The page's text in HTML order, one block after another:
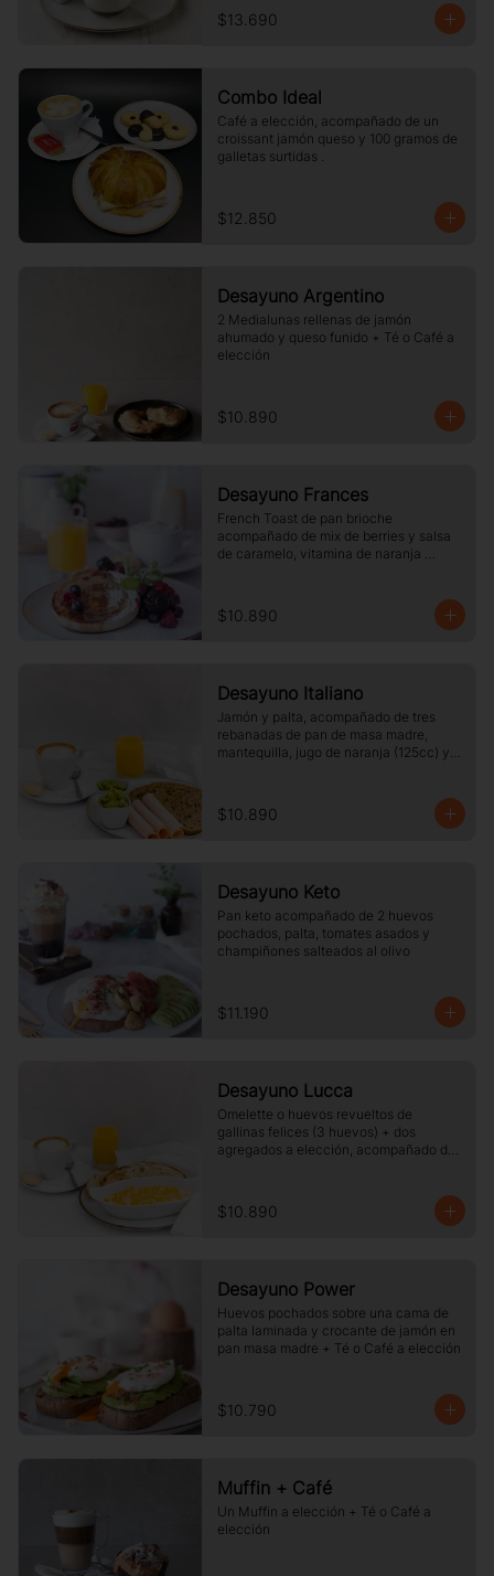
$13.690
Combo Ideal
Café a elección, acompañado de un
croissant jamón queso y 100 gramos de
galletas surtidas .
$12.850
Desayuno Argentino
2 Medialunas rellenas de jamón
ahumado y queso funido + Té o Café a
elección
$10.890
Desayuno Frances
French Toast de pan brioche
acompañado de mix de berries y salsa
de caramelo, vitamina de naranja
$10.890
Desayuno Italiano
Jamón y palta, acompañado de tres
rebanadas de pan de masa madre,
mantequilla, jugo de naranja (125cc) y
$10.890
Desayuno Keto
Pan keto acompañado de 2 huevos
pochados, palta, tomates asados y
champiñones salteados al olivo
$11.190
Desayuno Lucca
Omelette o huevos revueltos de
gallinas felices (3 huevos) + dos
agregados a elección, acompañado de
(125cc) y té o café a elección.
$10.890
Desayuno Power
Huevos pochados sobre una cama de
palta laminada y crocante de jamón en
pan masa madre + Té o Café a elección
$10.790
Muffin + Café
Un Muffin a elección + Té o Café a
elección